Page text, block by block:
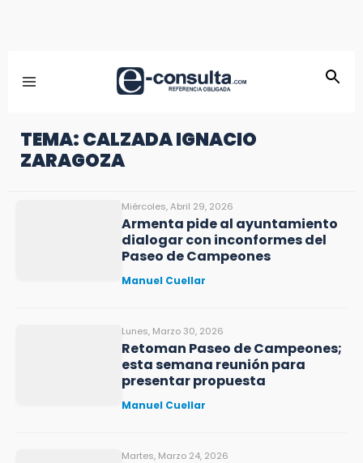
TEMA: CALZADA IGNACIO
ZARAGOZA
Miércoles, Abril 29, 2026
Armenta pide al ayuntamiento
dialogar con inconformes del
Paseo de Campeones
Manuel Cuellar
Lunes, Marzo 30, 2026
Retoman Paseo de Campeones;
esta semana reunión para
presentar propuesta
Manuel Cuellar
Martes, Marzo 24, 2026